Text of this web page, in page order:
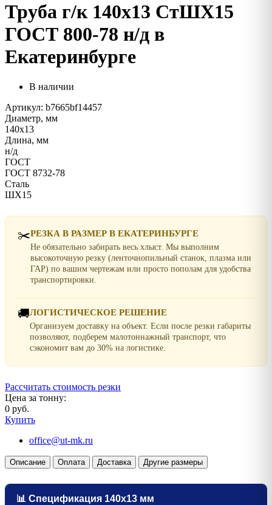
Труба г/к 140х13 СтШХ15
ГОСТ 800-78 н/д в
Екатеринбурге
В наличии
Артикул: b7665bf14457
Диаметр, мм
140х13
Длина, мм
н/д
ГОСТ
ГОСТ 8732-78
Сталь
ШХ15
✂️РЕЗКА В РАЗМЕР В ЕКАТЕРИНБУРГЕ
Не обязательно забирать весь хлыст. Мы выполним
высокоточную резку (ленточнопильный станок, плазма или
ГАР) по вашим чертежам или просто пополам для удобства
транспортировки.
🚚ЛОГИСТИЧЕСКОЕ РЕШЕНИЕ
Организуем доставку на объект. Если после резки габариты
позволяют, подберем малотоннажный транспорт, что
сэкономит вам до 30% на логистике.
Рассчитать стоимость резки
Цена за тонну:
0 руб.
Купить
office@ut-mk.ru
Описание Оплата Доставка Другие размеры
📊 Спецификация 140х13 мм